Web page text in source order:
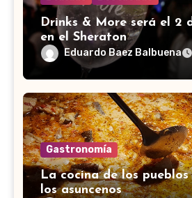
Drinks & More será el 2
en el Sheraton
Eduardo Baez Balbuena
Gastronomía
La cocina de los
los asuncenos